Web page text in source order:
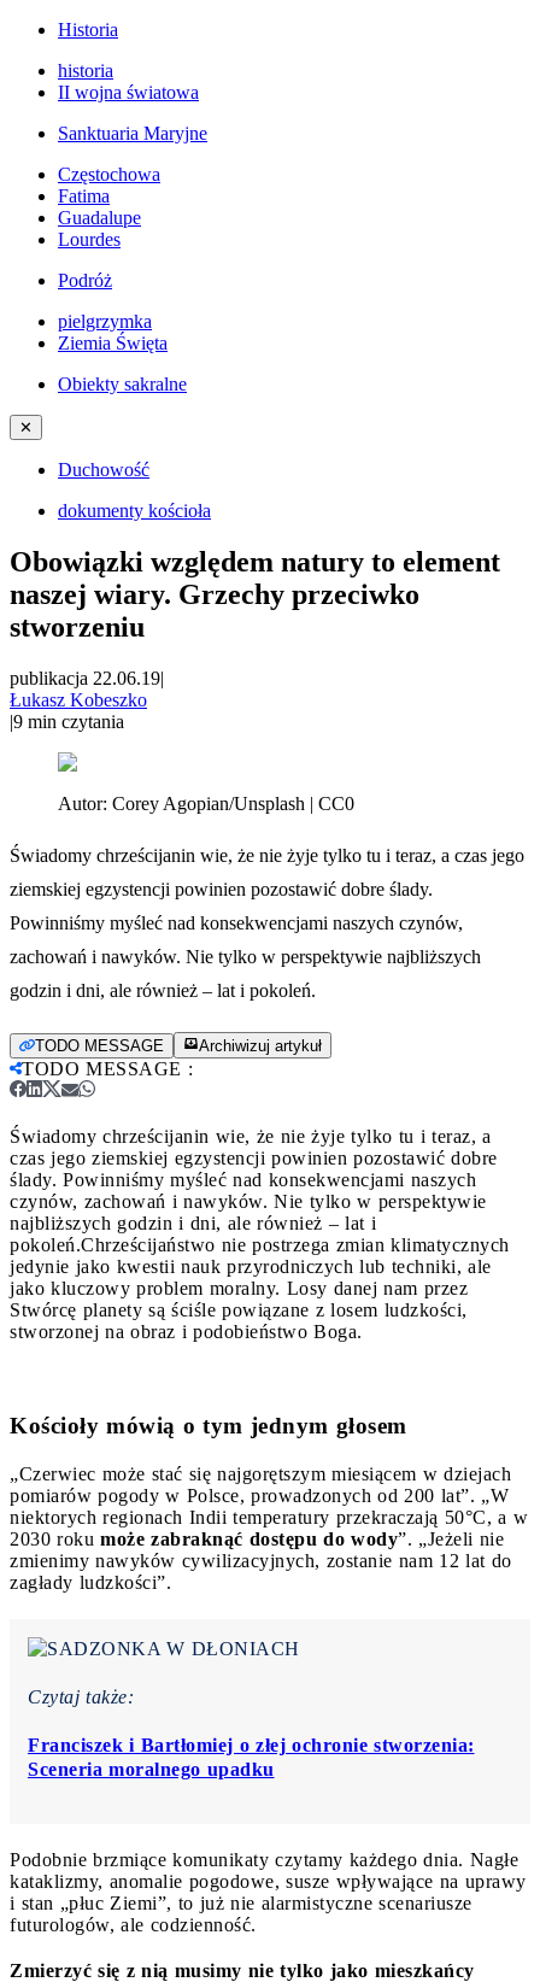
Historia
historia
II wojna światowa
Sanktuaria Maryjne
Częstochowa
Fatima
Guadalupe
Lourdes
Podróż
pielgrzymka
Ziemia Święta
Obiekty sakralne
✕
Duchowość
dokumenty kościoła
Obowiązki względem natury to element
naszej wiary. Grzechy przeciwko
stworzeniu
publikacja 22.06.19|
Łukasz Kobeszko
|9 min czytania
Autor: Corey Agopian/Unsplash | CC0
Świadomy chrześcijanin wie, że nie żyje tylko tu i teraz, a czas jego
ziemskiej egzystencji powinien pozostawić dobre ślady.
Powinniśmy myśleć nad konsekwencjami naszych czynów,
zachowań i nawyków. Nie tylko w perspektywie najbliższych
godzin i dni, ale również – lat i pokoleń.
TODO MESSAGE Archiwizuj artykuł
TODO MESSAGE :
Świadomy chrześcijanin wie, że nie żyje tylko tu i teraz, a
czas jego ziemskiej egzystencji powinien pozostawić dobre
ślady. Powinniśmy myśleć nad konsekwencjami naszych
czynów, zachowań i nawyków. Nie tylko w perspektywie
najbliższych godzin i dni, ale również – lat i
pokoleń.Chrześcijaństwo nie postrzega zmian klimatycznych
jedynie jako kwestii nauk przyrodniczych lub techniki, ale
jako kluczowy problem moralny. Losy danej nam przez
Stwórcę planety są ściśle powiązane z losem ludzkości,
stworzonej na obraz i podobieństwo Boga.
Kościoły mówią o tym jednym głosem
„Czerwiec może stać się najgorętszym miesiącem w dziejach
pomiarów pogody w Polsce, prowadzonych od 200 lat”. „W
niektorych regionach Indii temperatury przekraczają 50°C, a w
2030 roku może zabraknąć dostępu do wody”. „Jeżeli nie
zmienimy nawyków cywilizacyjnych, zostanie nam 12 lat do
zagłady ludzkości”.
Czytaj także:
Franciszek i Bartłomiej o złej ochronie stworzenia:
Sceneria moralnego upadku
Podobnie brzmiące komunikaty czytamy każdego dnia. Nagłe
kataklizmy, anomalie pogodowe, susze wpływające na uprawy
i stan „płuc Ziemi”, to już nie alarmistyczne scenariusze
futurologów, ale codzienność.
Zmierzyć się z nią musimy nie tylko jako mieszkańcy